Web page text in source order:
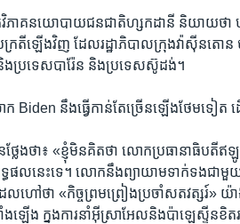
ភាគ​នយោបាយ​ជនជាតិ​ហ្សកដានី​ និយាយ​ថា​
រក្រតី​ឡើង​វិញ​ ដែល​រដ្ឋាភិបាល​ក្រុង​វ៉ាស៊ីនតោន​
ង​ប្រទេស​បារ៉ែន និង​ប្រទេស​ស៊ូដង់។
នឹង​ធ្វើ​កាន់តែ​ច្រើន​ឡើង​ថែម​ទៀត ​ដ
លែង​ថា៖​ «ខ្ញុំ​មិន​គិត​ថា​ លោក​ប្រធានាធិបតី​ឥ
ផល​នេះ​ទេ។​ លោក​នឹង​ព្យាយាម​ទាក់​ទង​ជាមួ
វី​ដែល​ហៅ​ថា ​«កិច្ចព្រមព្រៀង​ប្រចាំ​សតវត្ស
ង​ឡើង ​ក្នុងការ​នាំ​អ៊ីស្រាអែល​និង​ប៉ាឡេស្ទីន​ខិត​រ